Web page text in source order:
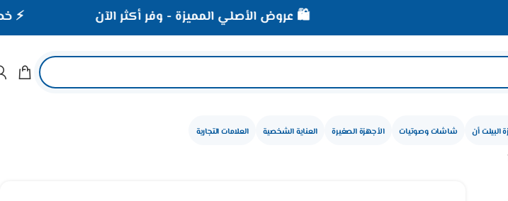
البيلت أن شاشات وصوتيات الأجهزة الصغيرة العناية الشخصية العلامات التجارية
🛍️ عروض الأصلي المميزة - وفر أكثر الآن ⚡ خصومات تصل إلى 40% على